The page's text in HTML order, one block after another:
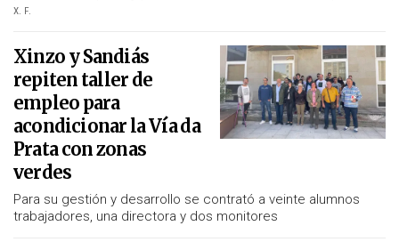
X. F.
Xinzo y Sandiás
repiten taller de
empleo para
acondicionar la Vía da
Prata con zonas
verdes
Para su gestión y desarrollo se contrató a veinte alumnos
trabajadores, una directora y dos monitores